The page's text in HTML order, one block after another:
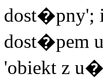
dost�pny';
dost�pem
'obiekt z